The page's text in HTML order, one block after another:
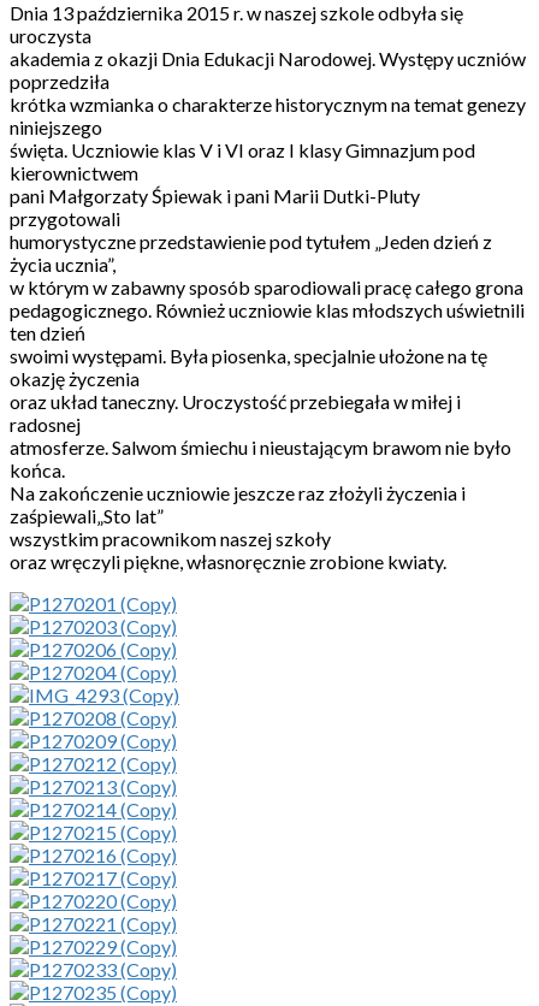
Dnia 13 października 2015 r. w naszej szkole odbyła się
uroczysta
akademia z okazji Dnia Edukacji Narodowej. Występy uczniów
poprzedziła
krótka wzmianka o charakterze historycznym na temat genezy
niniejszego
święta. Uczniowie klas V i VI oraz I klasy Gimnazjum pod
kierownictwem
pani Małgorzaty Śpiewak i pani Marii Dutki-Pluty
przygotowali
humorystyczne przedstawienie pod tytułem „Jeden dzień z
życia ucznia”,
w którym w zabawny sposób sparodiowali pracę całego grona
pedagogicznego. Również uczniowie klas młodszych uświetnili
ten dzień
swoimi występami. Była piosenka, specjalnie ułożone na tę
okazję życzenia
oraz układ taneczny. Uroczystość przebiegała w miłej i
radosnej
atmosferze. Salwom śmiechu i nieustającym brawom nie było
końca.
Na zakończenie uczniowie jeszcze raz złożyli życzenia i
zaśpiewali„Sto lat”
wszystkim pracownikom naszej szkoły
oraz wręczyli piękne, własnoręcznie zrobione kwiaty.